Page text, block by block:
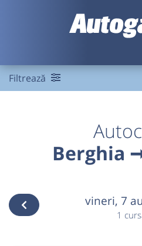
Filtrează
Berghia
vineri, 7
1